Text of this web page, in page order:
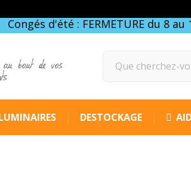
Congés d'été : FERMETURE du 8
bout de vos
DESTOCKAGE